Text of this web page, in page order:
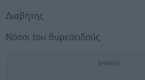
Διαβήτης
Νόσοι του θυρεοειδούς